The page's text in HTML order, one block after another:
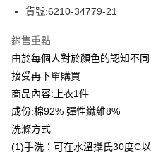
ATM付款
貨到付款
運送方式
付款後全家取貨
每筆NT$80，滿NT$399(含以上
付款後7-11取貨
貨號:6210-34779-21
銷售重點
由於每個人對於顏色的認知不
接受再下單購買
商品內容:上衣1件
成份:棉92% 彈性纖維8%
洗滌方式
(1)手洗：可在水溫攝氏30度C